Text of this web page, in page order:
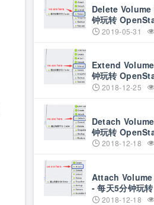
Delete Volume
钟玩转
2019-05-31
Extend
钟玩转
2018-12-25
Detach
钟玩转
2018-12-18
Attach Volume
- 每天5分钟玩转
OpenStack（
2018-12-18